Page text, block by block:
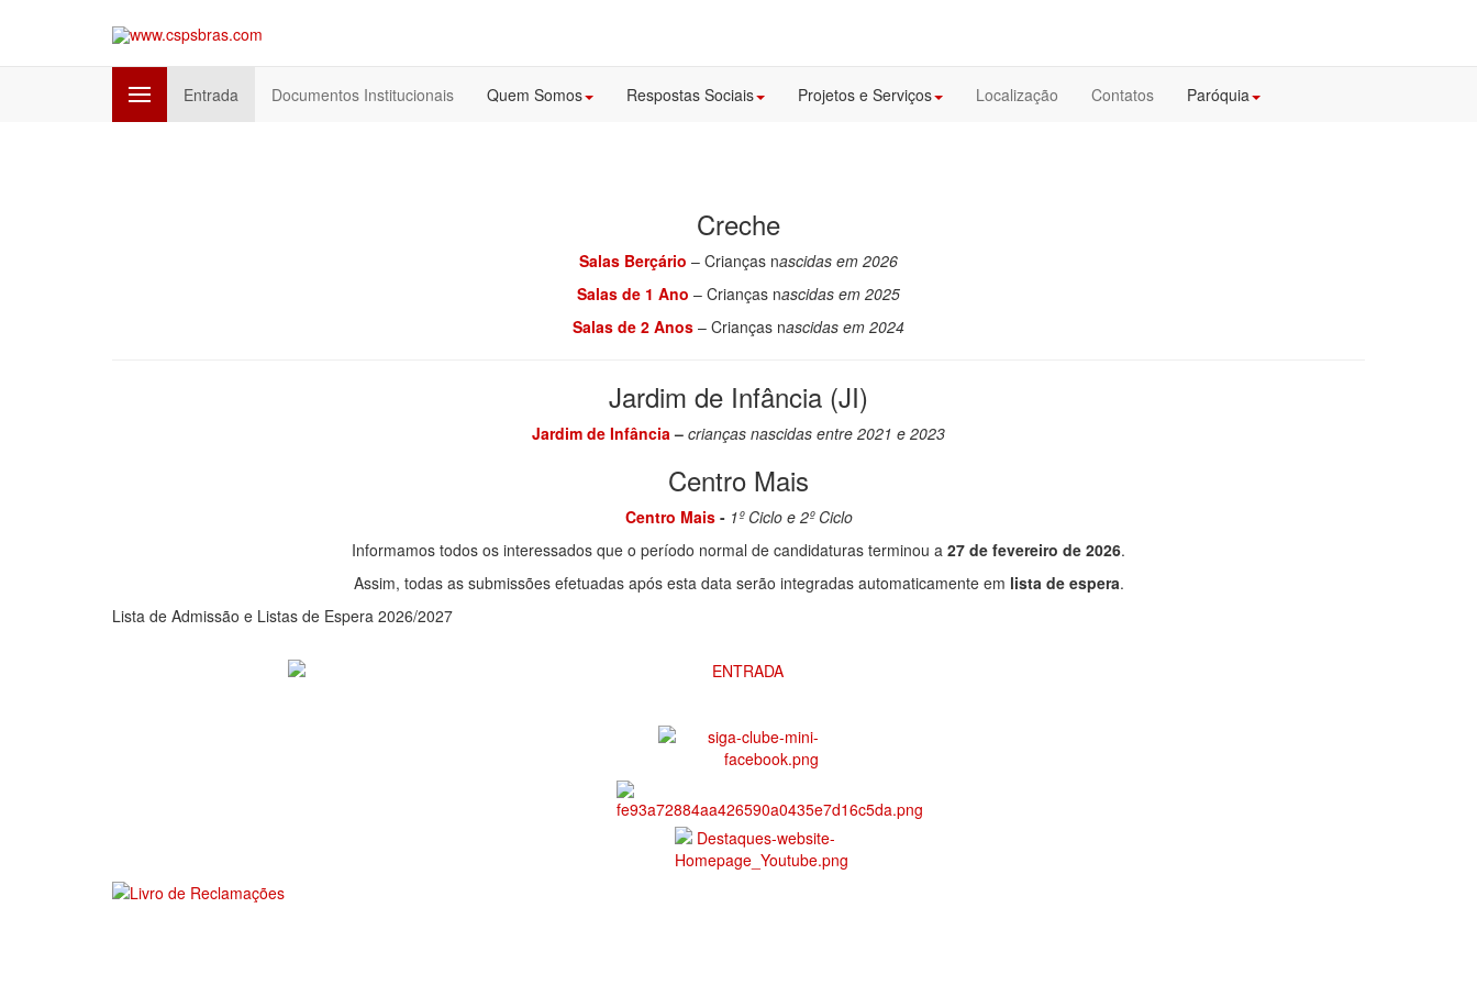
Entrada Documentos Institucionais Quem Somos Respostas Sociais Projetos e Serviços Localização Contatos Paróquia
Creche
Salas Berçário – Crianças nascidas em 2026
Salas de 1 Ano – Crianças nascidas em 2025
Salas de 2 Anos – Crianças nascidas em 2024
Jardim de Infância (JI)
Jardim de Infância– crianças nascidas entre 2021 e 2023
Centro Mais
Centro Mais- 1º Ciclo e 2º Ciclo
Informamos todos os interessados que o período normal de candidaturas terminou a 27 de fevereiro de 2026.
Assim, todas as submissões efetuadas após esta data serão integradas automaticamente em lista de espera.
Lista de Admissão e Listas de Espera 2026/2027